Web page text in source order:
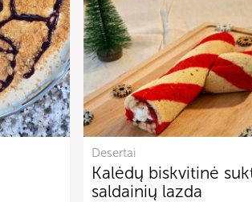
Desertai
Kalėdų biskvitinė
saldainių lazda